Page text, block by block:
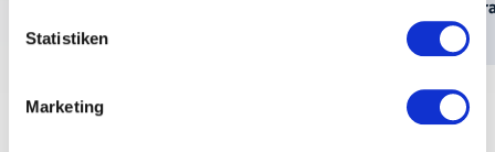
Statistiken
Marketing